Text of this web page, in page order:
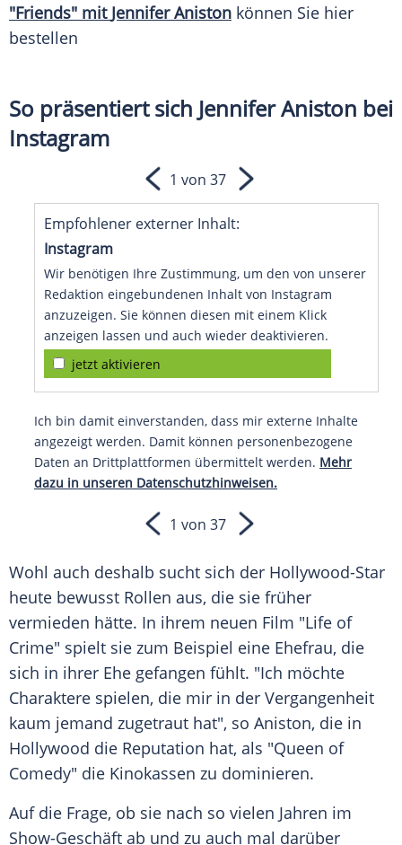
"Friends" mit Jennifer Aniston können Sie hier
bestellen
So präsentiert sich Jennifer Aniston bei
Instagram
Empfohlener externer Inhalt:
Instagram
Wir benötigen Ihre Zustimmung, um den von unserer
Redaktion eingebundenen Inhalt von Instagram
anzuzeigen. Sie können diesen mit einem Klick
anzeigen lassen und auch wieder deaktivieren.
jetzt aktivieren
Ich bin damit einverstanden, dass mir externe Inhalte
angezeigt werden. Damit können personenbezogene
Daten an Drittplattformen übermittelt werden. Mehr
dazu in unseren Datenschutzhinweisen.
1 von 37
1 von 37
Wohl auch deshalb sucht sich der Hollywood-Star
heute bewusst Rollen aus, die sie früher
vermieden hätte. In ihrem neuen Film "Life of
Crime" spielt sie zum Beispiel eine Ehefrau, die
sich in ihrer Ehe gefangen fühlt. "Ich möchte
Charaktere spielen, die mir in der Vergangenheit
kaum jemand zugetraut hat", so Aniston, die in
Hollywood die Reputation hat, als "Queen of
Comedy" die Kinokassen zu dominieren.
Auf die Frage, ob sie nach so vielen Jahren im
Show-Geschäft ab und zu auch mal darüber